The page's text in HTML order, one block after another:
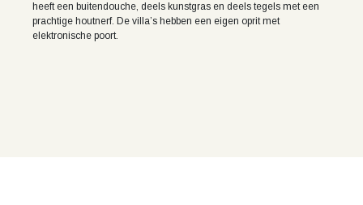
heeft een buitendouche, deels kunstgras en deels tegels met een
prachtige houtnerf. De villa’s hebben een eigen oprit met
elektronische poort.